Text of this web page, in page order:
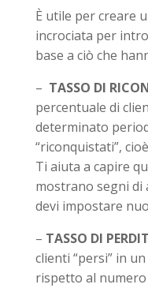
È utile per creare
incrociata per
base a ciò che
– TASSO DI
percentuale di
determinato
“riconquistati”,
Ti aiuta a capire
mostrano segni di
devi impostare
– TASSO DI
clienti “persi” in
rispetto al